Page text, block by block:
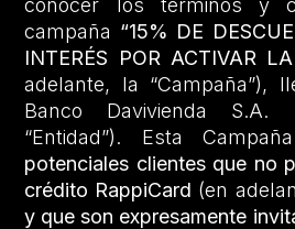
campaña “15% DE
INTERÉS POR ACTIVAR
adelante, la “Campaña”),
Banco Davivienda
“Entidad”). Esta
potenciales clientes que no
crédito RappiCard (en
y que son expresamente